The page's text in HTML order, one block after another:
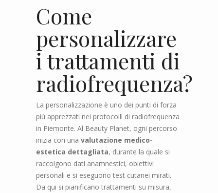
Come
personalizzare
i trattamenti di
radiofrequenza?
La personalizzazione è uno dei punti di forza
più apprezzati nei protocolli di radiofrequenza
in Piemonte. Al Beauty Planet, ogni percorso
inizia con una valutazione medico-
estetica dettagliata, durante la quale si
raccolgono dati anamnestici, obiettivi
personali e si eseguono test cutanei mirati.
Da qui si pianificano trattamenti su misura,